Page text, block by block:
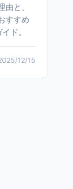
と、
すすめ
ド。
12/15